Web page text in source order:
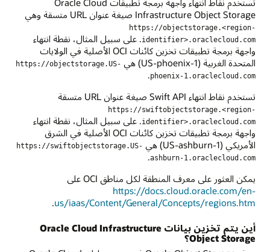
Infrastructure Object Storage صيغة عنوان URL متسقة وهي
https://objectstorage.<region-
identifier>.oraclecloud.com. على سبيل المثال، نقطة انتهاء
واجهة برمجة تطبيقات تخزين كائنات OCI الأصلية في الولايات
المتحدة الغربية (US-phoenix-1) هي
https://objectstorage.US-
phoenix-1.oraclecloud.com
.
تستخدم نقاط انتهاء Swift API صيغة عنوان URL متسقة
https://swiftobjectstorage.<region-
identifier>.oraclecloud.com. على سبيل المثال، نقطة انتهاء
واجهة برمجة تطبيقات تخزين كائنات OCI الأصلية في الشرق
الأمريكي (US-ashburn-1) هي
https://swiftobjectstorage.US-
ashburn-1.oraclecloud.com
.
يمكن العثور على معرف المنطقة لكل مناطق OCI على
https://docs.cloud.oracle.com/en-
us/iaas/Content/General/Concepts/regions.htm
.
أين يتم تخزين بيانات Oracle Cloud Infrastructure
Object Storage؟